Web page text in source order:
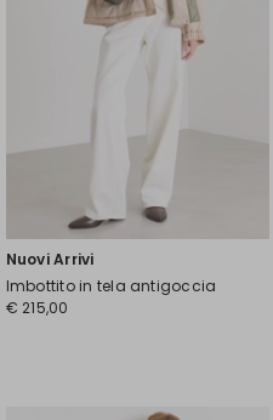
Nuovi Arrivi
Imbottito in tela antigoccia
€ 215,00